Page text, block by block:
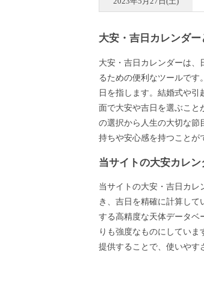
大安・吉日カレンダ
大安・吉日カレンダーは、
るための便利なツールです
日を指します。結婚式や
面で大安や吉日を選ぶこと
の選択から人生の大切な節
持ちや安心感を持つことが
当サイトの大安カレ
当サイトの大安・吉日カ
き、吉日を精確に計算し
する高精度な天体データベ
りも強度なものにしてい
提供することで、使いやす